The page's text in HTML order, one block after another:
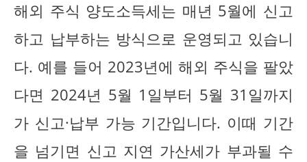
해외 주식 양도소득세는 매년 5월에 신고
하고 납부하는 방식으로 운영되고 있습니
다. 예를 들어 2023년에 해외 주식을 팔았
다면 2024년 5월 1일부터 5월 31일까지
가 신고·납부 가능 기간입니다. 이때 기간
을 넘기면 신고 지연 가산세가 부과될 수